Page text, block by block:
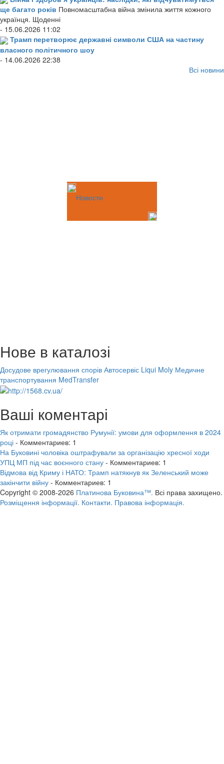
ще багато років Повномасштабна війна змінила життя кожного
українця. Щоденні
- 15.06.2026 11:02
Трамп перетворює державні символи США на частину
власного політичного шоу
- 14.06.2026 22:38
Всі новини
Новости
Нове в каталозі
Досудове врегулювання спорів Автосервіс Liqui Moly Медичне
транспортування MedTransfer
Ваші коментарі
Як отримати громадянство Румунії: умови для оформлення в 2024
році - Комментариев: 1
На Буковині чоловіка оштрафували за організацію хресної ходи
УПЦ МП під час воєнного стану - Комментариев: 1
Відмова від Криму і НАТО: Трамп натякнув як Зеленський може
закінчити війну - Комментариев: 1
Copyright © 2008-2026 Платинова Буковина™. Всі права захищено.
Розміщення інформації. Контакти. Правова інформація.